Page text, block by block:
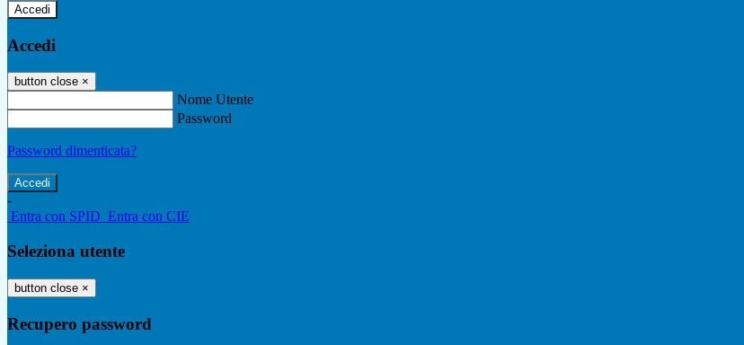
Accedi
Accedi
button close ×
Nome Utente
Password
Password dimenticata?
-
Entra con SPID Entra con CIE
Seleziona utente
button close ×
Recupero password